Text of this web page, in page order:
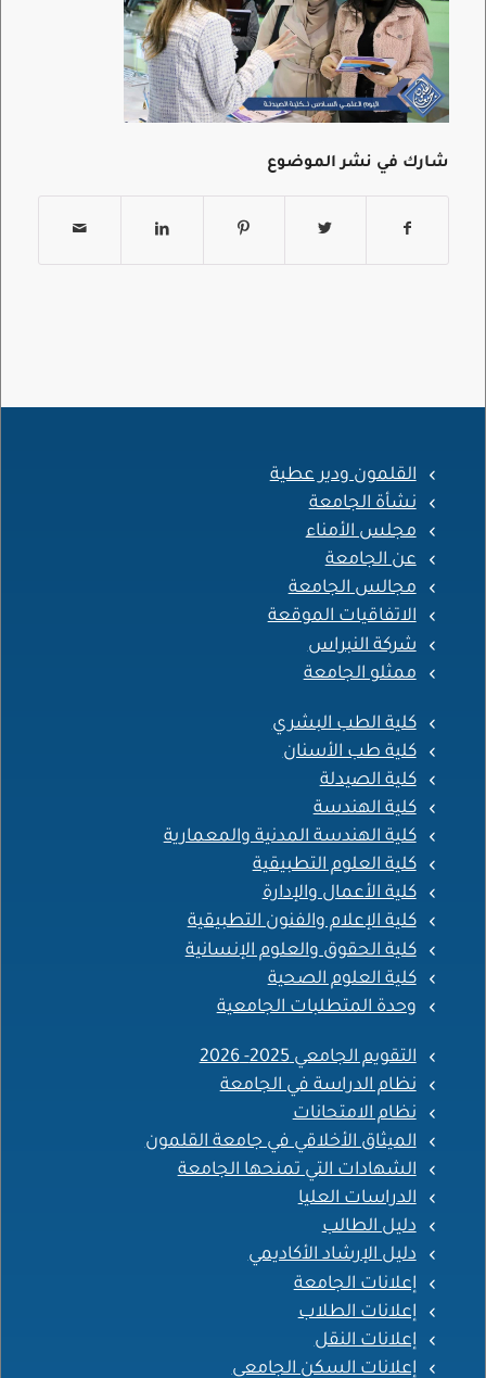
شارك في نشر الموضوع
القلمون ودير عطية
نشأة الجامعة
مجلس الأمناء
عن الجامعة
مجالس الجامعة
الاتفاقيات الموقعة
شركة النبراس
ممثلو الجامعة
كلية الطب البشري
كلية طب الأسنان
كلية الصيدلة
كلية الهندسة
كلية الهندسة المدنية والمعمارية
كلية العلوم التطبيقية
كلية الأعمال والإدارة
كلية الإعلام والفنون التطبيقية
كلية الحقوق والعلوم الإنسانية
كلية العلوم الصحية
وحدة المتطلبات الجامعية
التقويم الجامعي 2025- 2026
نظام الدراسة في الجامعة
نظام الامتحانات
الميثاق الأخلاقي في جامعة القلمون
الشهادات التي تمنحها الجامعة
الدراسات العليا
دليل الطالب
دليل الإرشاد الأكاديمي
إعلانات الجامعة
إعلانات الطلاب
إعلانات النقل
إعلانات السكن الجامعي